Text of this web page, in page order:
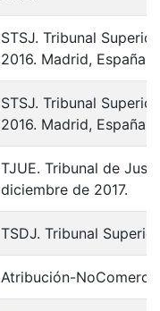
STSJ. Tribunal
2016. Madrid, España.
STSJ. Tribunal
2016. Madrid, España.
TJUE. Tribunal de
diciembre de 2017.
TSDJ. Tribunal
Atribución-